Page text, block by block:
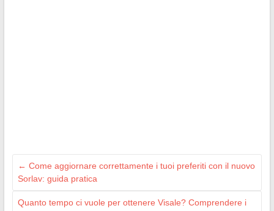
← Come aggiornare correttamente i tuoi preferiti con il nuovo
Sorlav: guida pratica
Quanto tempo ci vuole per ottenere Visale? Comprendere i